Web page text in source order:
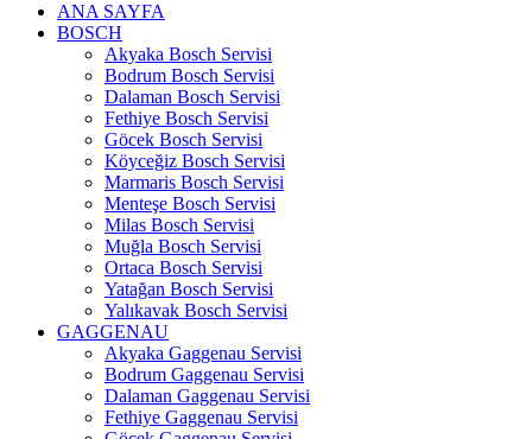
ANA SAYFA
BOSCH
Akyaka Bosch Servisi
Bodrum Bosch Servisi
Dalaman Bosch Servisi
Fethiye Bosch Servisi
Göcek Bosch Servisi
Köyceğiz Bosch Servisi
Marmaris Bosch Servisi
Menteşe Bosch Servisi
Milas Bosch Servisi
Muğla Bosch Servisi
Ortaca Bosch Servisi
Yatağan Bosch Servisi
Yalıkavak Bosch Servisi
GAGGENAU
Akyaka Gaggenau Servisi
Bodrum Gaggenau Servisi
Dalaman Gaggenau Servisi
Fethiye Gaggenau Servisi